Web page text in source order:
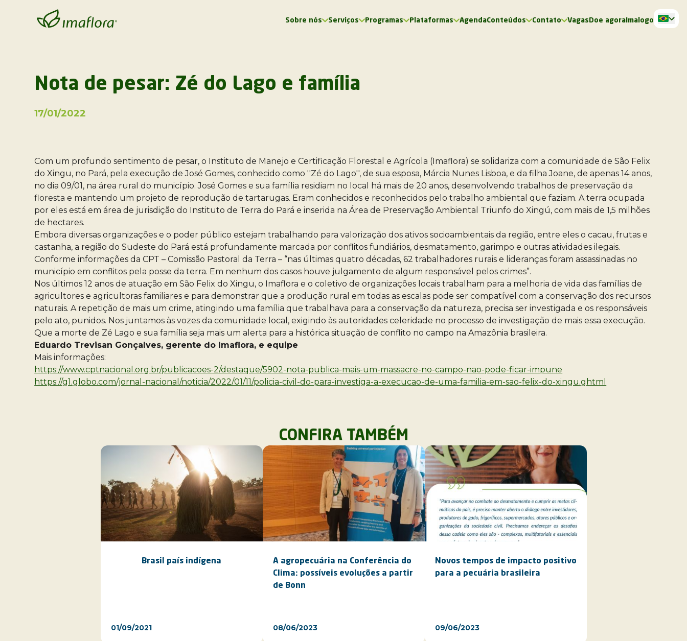
Sobre nós Serviços Programas Plataformas AgendaConteúdos Contato VagasDoe agora Imalogo
Nota de pesar: Zé do Lago e família
17/01/2022
Com um profundo sentimento de pesar, o Instituto de Manejo e Certificação Florestal e Agrícola (Imaflora) se solidariza com a comunidade de São Felix
do Xingu, no Pará, pela execução de José Gomes, conhecido como ''Zé do Lago'', de sua esposa, Márcia Nunes Lisboa, e da filha Joane, de apenas 14 anos,
no dia 09/01, na área rural do município. José Gomes e sua família residiam no local há mais de 20 anos, desenvolvendo trabalhos de preservação da
floresta e mantendo um projeto de reprodução de tartarugas. Eram conhecidos e reconhecidos pelo trabalho ambiental que faziam. A terra ocupada
por eles está em área de jurisdição do Instituto de Terra do Pará e inserida na Área de Preservação Ambiental Triunfo do Xingú, com mais de 1,5 milhões
de hectares.
Embora diversas organizações e o poder público estejam trabalhando para valorização dos ativos socioambientais da região, entre eles o cacau, frutas e
castanha, a região do Sudeste do Pará está profundamente marcada por conflitos fundiários, desmatamento, garimpo e outras atividades ilegais.
Conforme informações da CPT – Comissão Pastoral da Terra – “nas últimas quatro décadas, 62 trabalhadores rurais e lideranças foram assassinadas no
município em conflitos pela posse da terra. Em nenhum dos casos houve julgamento de algum responsável pelos crimes”.
Nos últimos 12 anos de atuação em São Felix do Xingu, o Imaflora e o coletivo de organizações locais trabalham para a melhoria de vida das famílias de
agricultores e agricultoras familiares e para demonstrar que a produção rural em todas as escalas pode ser compatível com a conservação dos recursos
naturais. A repetição de mais um crime, atingindo uma família que trabalhava para a conservação da natureza, precisa ser investigada e os responsáveis
pelo ato, punidos. Nos juntamos às vozes da comunidade local, exigindo às autoridades celeridade no processo de investigação de mais essa execução.
Que a morte de Zé Lago e sua família seja mais um alerta para a histórica situação de conflito no campo na Amazônia brasileira.
Eduardo Trevisan Gonçalves, gerente do Imaflora, e equipe
Mais informações:
https://www.cptnacional.org.br/publicacoes-2/destaque/5902-nota-publica-mais-um-massacre-no-campo-nao-pode-ficar-impune
https://g1.globo.com/jornal-nacional/noticia/2022/01/11/policia-civil-do-para-investiga-a-execucao-de-uma-familia-em-sao-felix-do-xingu.ghtml
CONFIRA TAMBÉM
Brasil país indígena
01/09/2021
A agropecuária na Conferência do
Clima: possíveis evoluções a partir
de Bonn
08/06/2023
Novos tempos de impacto positivo
para a pecuária brasileira
09/06/2023